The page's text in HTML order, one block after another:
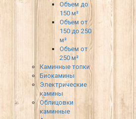
Объем до
150 м²
Объем от
150 до 250
м²
Объем от
250 м²
Каминные топки
Биокамины
Электрические
камины
Облицовки
каминные